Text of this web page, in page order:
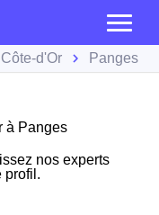
Côte-d'Or Panges
à Panges
nos experts
profil.